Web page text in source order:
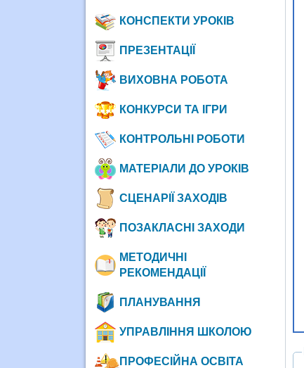
КОНСПЕКТИ УРОКІВ
ПРЕЗЕНТАЦІЇ
ВИХОВНА РОБОТА
КОНКУРСИ ТА ІГРИ
КОНТРОЛЬНІ РОБОТИ
МАТЕРІАЛИ ДО УРОКІВ
СЦЕНАРІЇ ЗАХОДІВ
ПОЗАКЛАСНІ ЗАХОДИ
МЕТОДИЧНІ
РЕКОМЕНДАЦІЇ
ПЛАНУВАННЯ
УПРАВЛІННЯ ШКОЛОЮ
ПРОФЕСІЙНА ОСВІТА